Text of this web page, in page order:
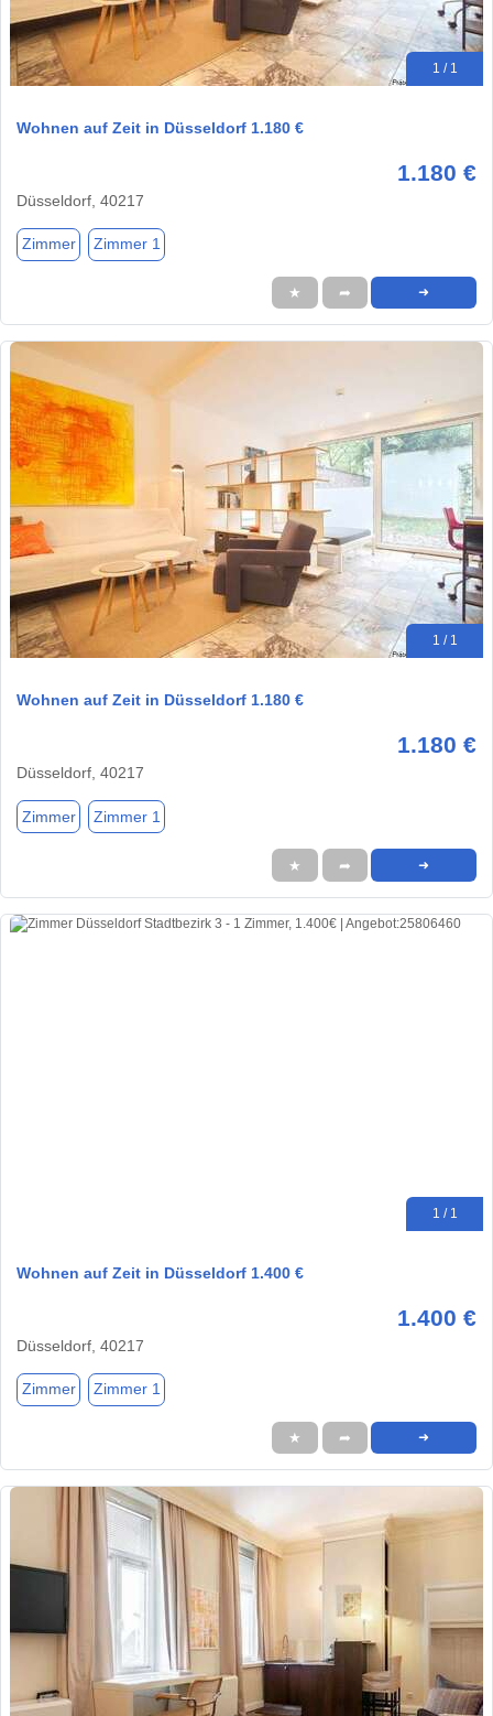
1 / 1
Wohnen auf Zeit in Düsseldorf 1.180 €
1.180 €
Düsseldorf, 40217
Zimmer Zimmer 1
★ ➦ ➜
1 / 1
Wohnen auf Zeit in Düsseldorf 1.180 €
1.180 €
Düsseldorf, 40217
Zimmer Zimmer 1
★ ➦ ➜
1 / 1
Wohnen auf Zeit in Düsseldorf 1.400 €
1.400 €
Düsseldorf, 40217
Zimmer Zimmer 1
★ ➦ ➜